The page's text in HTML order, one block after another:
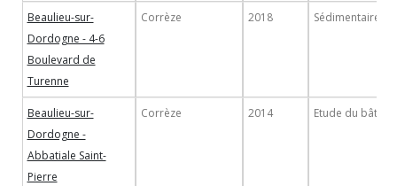
Beaulieu-sur-
Dordogne - 4-6
Boulevard de
Turenne
Corrèze 2018 Sédimentaire
Beaulieu-sur-
Dordogne -
Abbatiale Saint-
Pierre
Corrèze 2014 Etude du bâti